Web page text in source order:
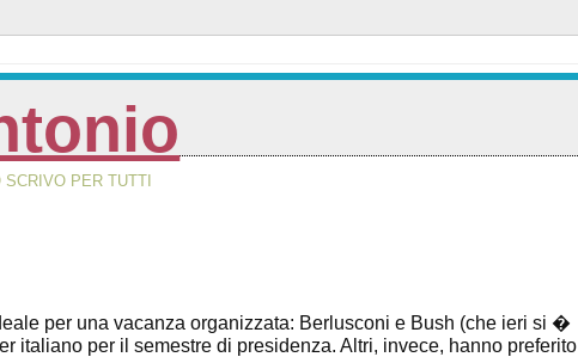
PER TUTTI
per una vacanza organizzata: Berlusconi e Bush (che ieri si �
italiano per il semestre di presidenza. Altri, invece, hanno preferito